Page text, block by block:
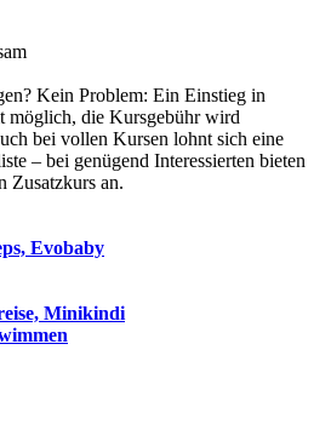
Kein Problem: Ein Einstieg in
möglich, die Kursgebühr wird
bei vollen Kursen lohnt sich eine
– bei genügend Interessierten bieten
Zusatzkurs an.
Evobaby
Minikindi